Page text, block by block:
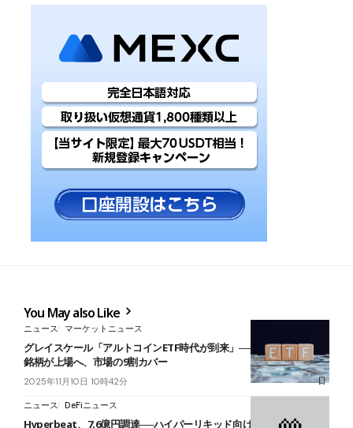
You May also Like
ニュース マーケットニュース
グレイスケール「アルトコインETF時代が到来」──SEC新基準で11
銘柄が上場へ、市場の9割カバー
2025年11月10日 10時42分
ニュース DeFiニュース
Hyperbeat、7.6億円調達──ハイパーリキッド向け利回りレイヤー